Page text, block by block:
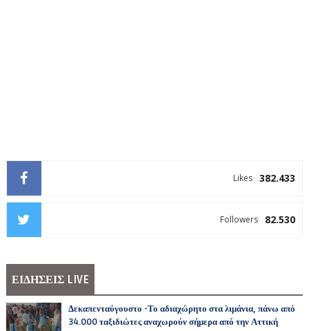
382.433
Likes
82.530
Followers
ΕΙΔΗΣΕΙΣ LIVE
Δεκαπενταύγουστο -Το αδιαχώρητο στα λιμάνια, πάνω από
34.000 ταξιδιώτες αναχωρούν σήμερα από την Αττική